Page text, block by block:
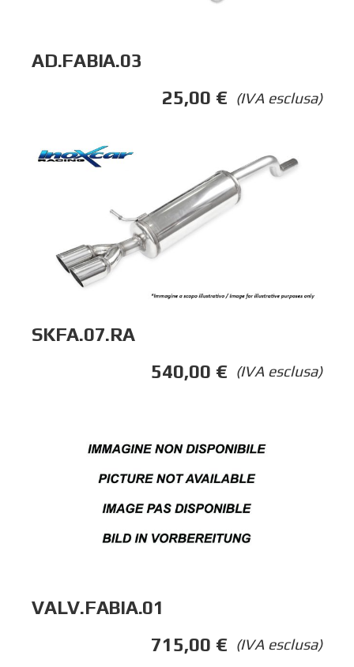
AD.FABIA.03
(IVA esclusa)
25,00 €
SKFA.07.RA
(IVA esclusa)
540,00 €
VALV.FABIA.01
(IVA esclusa)
715,00 €